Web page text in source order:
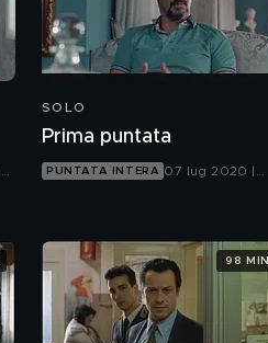
SOLO
Prima puntata
PUNTATA INTERA 07 lug 2020 |
98 MIN